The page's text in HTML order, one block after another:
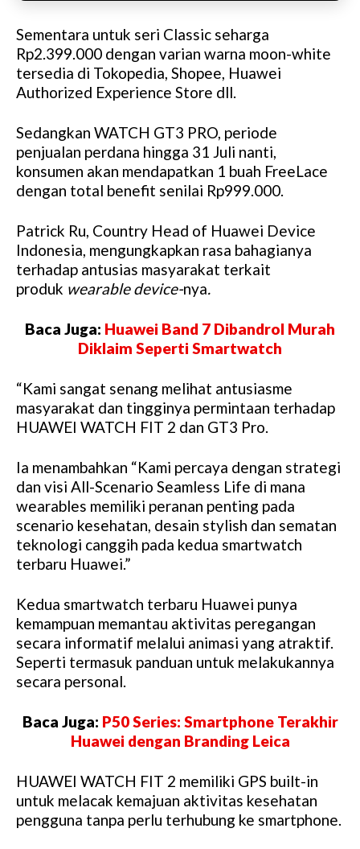
Sementara untuk seri Classic seharga
Rp2.399.000 dengan varian warna moon-white
tersedia di Tokopedia, Shopee, Huawei
Authorized Experience Store dll.
Sedangkan WATCH GT3 PRO, periode
penjualan perdana hingga 31 Juli nanti,
konsumen akan mendapatkan 1 buah FreeLace
dengan total benefit senilai Rp999.000.
Patrick Ru, Country Head of Huawei Device
Indonesia, mengungkapkan rasa bahagianya
terhadap antusias masyarakat terkait
produk wearable device-nya.
Baca Juga: Huawei Band 7 Dibandrol Murah
Diklaim Seperti Smartwatch
“Kami sangat senang melihat antusiasme
masyarakat dan tingginya permintaan terhadap
HUAWEI WATCH FIT 2 dan GT3 Pro.
Ia menambahkan “Kami percaya dengan strategi
dan visi All-Scenario Seamless Life di mana
wearables memiliki peranan penting pada
scenario kesehatan, desain stylish dan sematan
teknologi canggih pada kedua smartwatch
terbaru Huawei.”
Kedua smartwatch terbaru Huawei punya
kemampuan memantau aktivitas peregangan
secara informatif melalui animasi yang atraktif.
Seperti termasuk panduan untuk melakukannya
secara personal.
Baca Juga: P50 Series: Smartphone Terakhir
Huawei dengan Branding Leica
HUAWEI WATCH FIT 2 memiliki GPS built-in
untuk melacak kemajuan aktivitas kesehatan
pengguna tanpa perlu terhubung ke smartphone.